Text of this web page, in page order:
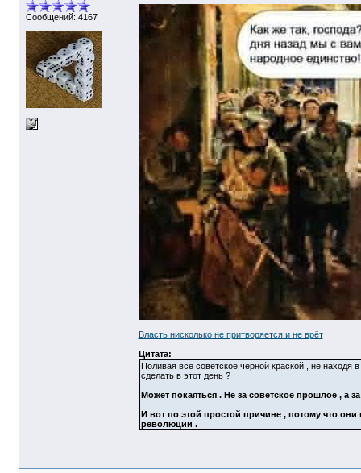
Сообщений: 4167
Власть нисколько не притворяется и не врёт
Цитата:
Поливая всё советское черной краской , не находя
сделать в этот день ?
Может покаяться . Не за советское прошлое , а
И вот по этой простой причине , потому что они
революции .